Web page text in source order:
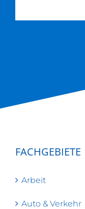
FACHGEBIETE
Arbeit
Auto & Verkehr